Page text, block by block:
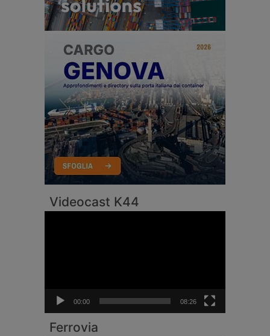
Videocast K44
00:00 08:26
Ferrovia